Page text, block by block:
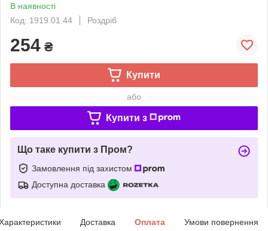
В наявності
Код: 1919.01.44
Роздріб
254 ₴
Купити
або
Купити з
Що таке купити з Пром?
Замовлення під захистом
Доступна доставка
Доставка Оплата Умови повернення